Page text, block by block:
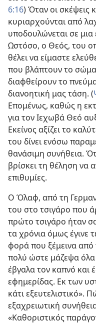
6:16) Όταν οι σκέψεις
κυριαρχούνται από
υποδουλώνεται σε μια
Ωστόσο, ο Θεός, του
θέλει να είμαστε
που βλάπτουν το
διαφθείρουν το
διανοητική μας τάση. (
Επομένως, καθώς η
για τον Ιεχωβά Θεό
Εκείνος αξίζει το
του δίνει ενόσω
θανάσιμη συνήθεια.
βρίσκει τη θέληση να
επιθυμίες.
Ο Όλαφ, από τη
του στο τσιγάρο που
πρώτο τσιγάρο ήταν
τα χρόνια όμως έγινε
φορά που ξέμεινα από
πολύ ώστε μάζεψα όλα
έβγαλα τον καπνό και
εφημερίδας. Εκ των
κάτι εξευτελιστικό».
εξαχρειωτική
«Καθοριστικός